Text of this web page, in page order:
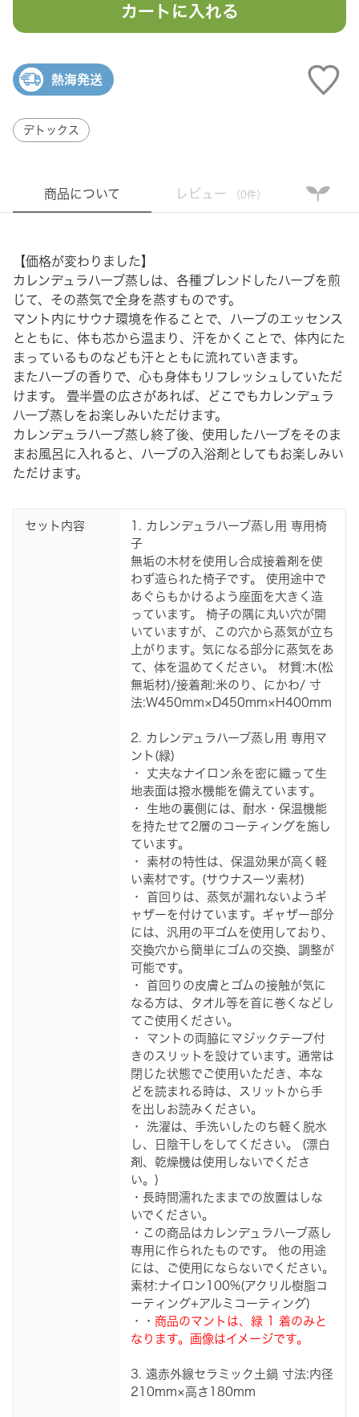
カートに入れる
熱海発送
デトックス
商品について レビュー （0件）
【価格が変わりました】
カレンデュラハーブ蒸しは、各種ブレンドしたハーブを煎
じて、その蒸気で全身を蒸すものです。
マント内にサウナ環境を作ることで、ハーブのエッセンス
とともに、体も芯から温まり、汗をかくことで、体内にた
まっているものなども汗とともに流れていきます。
またハーブの香りで、心も身体もリフレッシュしていただ
けます。 畳半畳の広さがあれば、どこでもカレンデュラ
ハーブ蒸しをお楽しみいただけます。
カレンデュラハーブ蒸し終了後、使用したハーブをそのま
まお風呂に入れると、ハーブの入浴剤としてもお楽しみい
ただけます。
セット内容
1. カレンデュラハーブ蒸し用 専用椅
子
無垢の木材を使用し合成接着剤を使
わず造られた椅子です。 使用途中で
あぐらもかけるよう座面を大きく造
っています。 椅子の隅に丸い穴が開
いていますが、この穴から蒸気が立ち
上がります。気になる部分に蒸気をあ
て、体を温めてください。 材質:木(松
無垢材)/接着剤:米のり、にかわ/ 寸
法:W450mm×D450mm×H400mm
2. カレンデュラハーブ蒸し用 専用マ
ント(緑)
・ 丈夫なナイロン糸を密に織って生
地表面は撥水機能を備えています。
・ 生地の裏側には、耐水・保温機能
を持たせて2層のコーティングを施し
ています。
・ 素材の特性は、保温効果が高く軽
い素材です。(サウナスーツ素材)
・ 首回りは、蒸気が漏れないようギ
ャザーを付けています。ギャザー部分
には、汎用の平ゴムを使用しており、
交換穴から簡単にゴムの交換、調整が
可能です。
・ 首回りの皮膚とゴムの接触が気に
なる方は、タオル等を首に巻くなどし
てご使用ください。
・ マントの両脇にマジックテープ付
きのスリットを設けています。通常は
閉じた状態でご使用いただき、本な
どを読まれる時は、スリットから手
を出しお読みください。
・ 洗濯は、手洗いしたのち軽く脱水
し、日陰干しをしてください。 (漂白
剤、乾燥機は使用しないでくださ
い。)
・長時間濡れたままでの放置はしな
いでください。
・この商品はカレンデュラハーブ蒸し
専用に作られたものです。 他の用途
には、ご使用にならないでください。
素材:ナイロン100%(アクリル樹脂コ
ーティング+アルミコーティング)
・・ 商品のマントは、緑 1 着のみと
なります。画像はイメージです。
3. 遠赤外線セラミック土鍋 寸法:内径
210mm×高さ180mm